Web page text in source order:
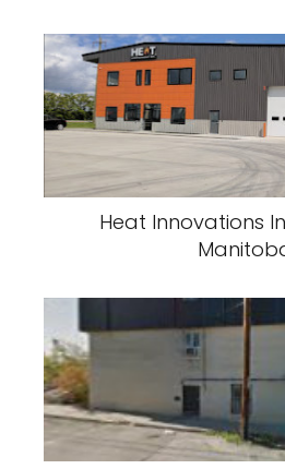
Heat Innovations